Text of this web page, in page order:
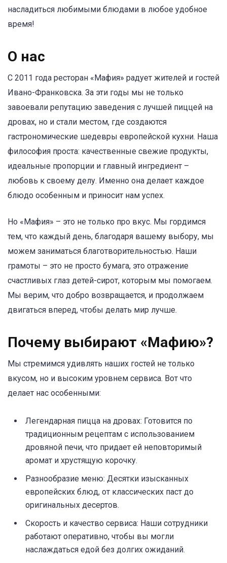
насладиться любимыми блюдами в любое удобное
время!
О нас
С 2011 года ресторан «Мафия» радует жителей и гостей
Ивано-Франковска. За эти годы мы не только
завоевали репутацию заведения с лучшей пиццей на
дровах, но и стали местом, где создаются
гастрономические шедевры европейской кухни. Наша
философия проста: качественные свежие продукты,
идеальные пропорции и главный ингредиент –
любовь к своему делу. Именно она делает каждое
блюдо особенным и приносит нам успех.
Но «Мафия» – это не только про вкус. Мы гордимся
тем, что каждый день, благодаря вашему выбору, мы
можем заниматься благотворительностью. Наши
грамоты – это не просто бумага, это отражение
счастливых глаз детей-сирот, которым мы помогаем.
Мы верим, что добро возвращается, и продолжаем
двигаться вперед, чтобы делать мир лучше.
Почему выбирают «Мафию»?
Мы стремимся удивлять наших гостей не только
вкусом, но и высоким уровнем сервиса. Вот что
делает нас особенными:
Легендарная пицца на дровах: Готовится по
традиционным рецептам с использованием
дровяной печи, что придает ей неповторимый
аромат и хрустящую корочку.
Разнообразие меню: Десятки изысканных
европейских блюд, от классических паст до
оригинальных десертов.
Скорость и качество сервиса: Наши сотрудники
работают оперативно, чтобы вы могли
наслаждаться едой без долгих ожиданий.